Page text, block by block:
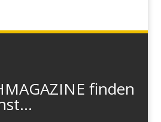
finden